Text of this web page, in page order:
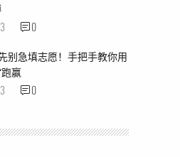
0
别急填志愿！手把手教你用
赢
0